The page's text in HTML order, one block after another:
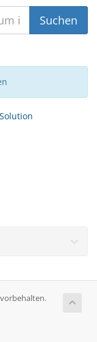
vorbehalten.